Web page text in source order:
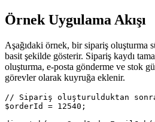
Örnek Uygulama Akışı
Aşağıdaki örnek, bir sipariş oluşturma
basit şekilde gösterir. Sipariş kaydı
oluşturma, e-posta gönderme ve stok
görevler olarak kuyruğa eklenir.
// Sipariş oluşturulduktan
$orderId = 12540;